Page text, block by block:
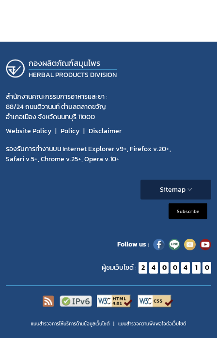
กองผลิตภัณฑ์สมุนไพร
HERBAL PRODUCTS DIVISION
สำนักงานคณะกรรมการอาหารและยา :
88/24 ถนนติวานนท์ ตำบลตลาดขวัญ
อำเภอเมือง จังหวัดนนทบุรี 11000
Website Policy
Policy
Disclaimer
รองรับการทำงานบน Internet Explorer v9+, Firefox v.20+,
Safari v.5+, Chrome v.25+, Opera v.10+
Sitemap
Subscribe
Follow us :
ผู้ชมเว็บไซต์ : 2 4 0 0 4 1 0
แบบสำรวจการให้บริการด้านข้อมูลเว็บไซต์ แบบสำรวจความพีงพอใจต่อเว็บไซต์